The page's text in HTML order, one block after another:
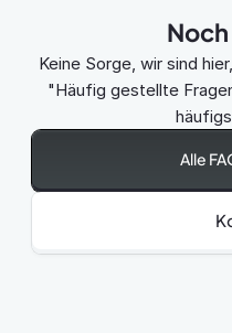
Keine Sorge, wir sind
"Häufig gestellte
Alle